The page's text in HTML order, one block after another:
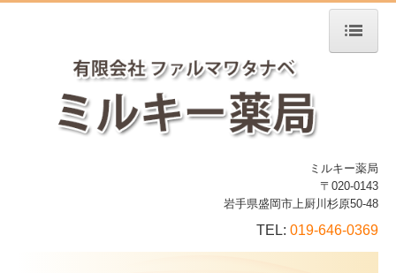
当薬局について
処方箋の受付
ミルキー薬局
〒020-0143
岩手県盛岡市上厨川杉原50-48
TEL: 019-646-0369